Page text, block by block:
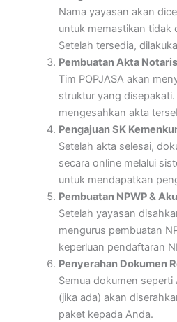
Nama yayasan akan
untuk memastikan tidak
Setelah tersedia,
Pembuatan Akta Notaris
Tim POPJASA akan
struktur yang
mengesahkan akta
Pengajuan SK
Setelah akta selesai,
secara online melalui
untuk mendapatkan
Pembuatan NPWP &
Setelah yayasan
mengurus pembuatan
keperluan pendaftaran
Penyerahan Dokumen
Semua dokumen seperti
(jika ada) akan
paket kepada Anda.